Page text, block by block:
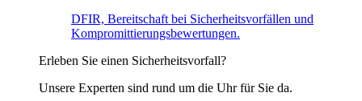
DFIR, Bereitschaft bei Sicherheitsvorfällen und
Kompromittierungsbewertungen.
Erleben Sie einen Sicherheitsvorfall?
Unsere Experten sind rund um die Uhr für Sie da.